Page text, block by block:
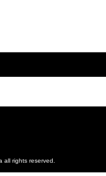
all rights reserved.